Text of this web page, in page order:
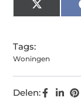
X
(Twitter)
Tags:
Woningen
Delen: